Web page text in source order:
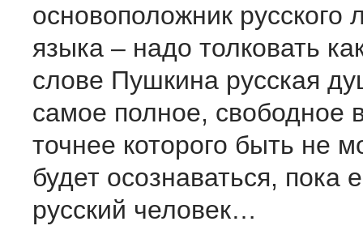
основоположник русского
языка – надо толковать
слове Пушкина русская
самое полное, свободное
точнее которого быть не
будет осознаваться, пока
русский человек…